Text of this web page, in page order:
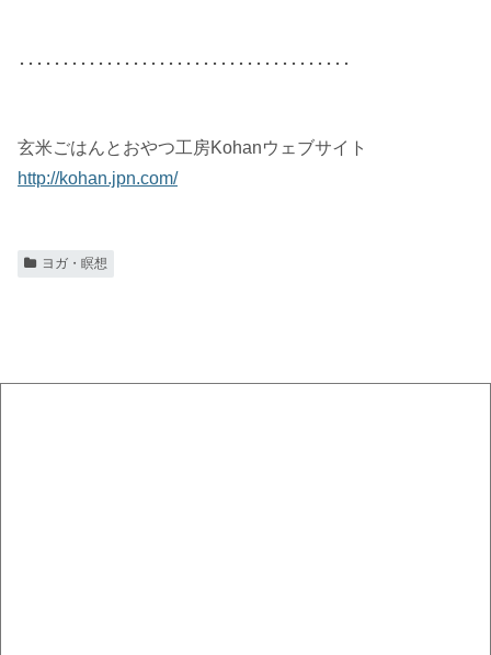
･･････････････････････････････････････
玄米ごはんとおやつ工房Kohanウェブサイト
http://kohan.jpn.com/
ヨガ・瞑想